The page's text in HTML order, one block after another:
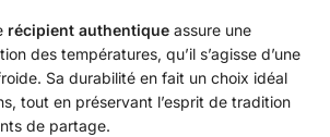
récipient authentique assure une
des températures, qu’il s’agisse d’une
Sa durabilité en fait un choix idéal
tout en préservant l’esprit de tradition
de partage.